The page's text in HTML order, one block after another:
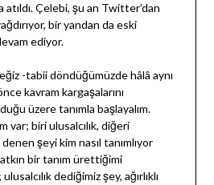
atıldı. Çelebi, şu an Twitter’dan
bir yandan da eski
ediyor.
-tabii döndüğümüzde hâlâ aynı
kavram kargaşalarını
üzere tanımla başlayalım.
var; biri ulusalcılık, diğeri
denen şeyi kim nasıl tanımlıyor
bir tanım ürettiğimi
dediğimiz şey, ağırlıklı